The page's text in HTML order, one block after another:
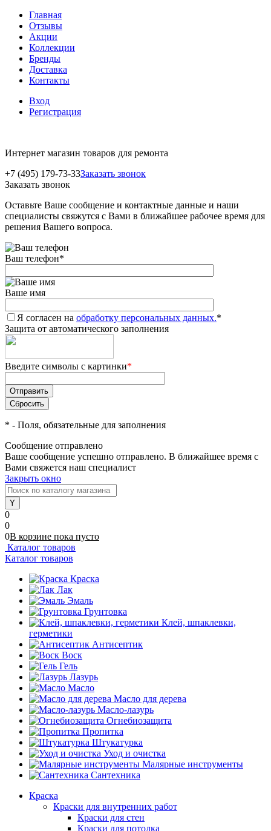
Главная
Отзывы
Акции
Коллекции
Бренды
Доставка
Контакты
Вход
Регистрация
Интернет магазин товаров для ремонта
+7 (495) 179-73-33Заказать звонок
Заказать звонок
Оставьте Ваше сообщение и контактные данные и наши
специалисты свяжутся с Вами в ближайшее рабочее время для
решения Вашего вопроса.
Ваш телефон*
Ваше имя
Я согласен на обработку персональных данных.*
Защита от автоматического заполнения
Введите символы с картинки*
* - Поля, обязательные для заполнения
Сообщение отправлено
Ваше сообщение успешно отправлено. В ближайшее время с
Вами свяжется наш специалист
Закрыть окно
0
0
0В корзине пока пусто
Каталог товаров
Каталог товаров
Краска
Лак
Эмаль
Грунтовка
Клей, шпаклевки,
герметики
Антисептик
Воск
Гель
Лазурь
Масло
Масло для дерева
Масло-лазурь
Огнебиозащита
Пропитка
Штукатурка
Уход и очистка
Малярные инструменты
Сантехника
Краска
Краски для внутренних работ
Краски для стен
Краски для потолка